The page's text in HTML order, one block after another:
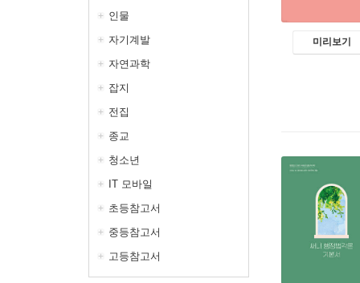
인물
자기계발
자연과학
잡지
전집
종교
청소년
IT 모바일
초등참고서
중등참고서
고등참고서
미리보기